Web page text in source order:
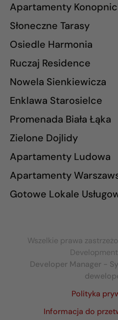
Apartamenty
Słoneczne Tarasy
Osiedle Harmonia
Ruczaj Residence
Nowela Sienkiewicza
Enklawa Starosielce
Promenada Biała Łąka
Zielone Dojlidy
Apartamenty Ludowa
Apartamenty
Gotowe Lokale
Wszelkie prawa
Development
Developer Manager -
Polityka
Informacja do